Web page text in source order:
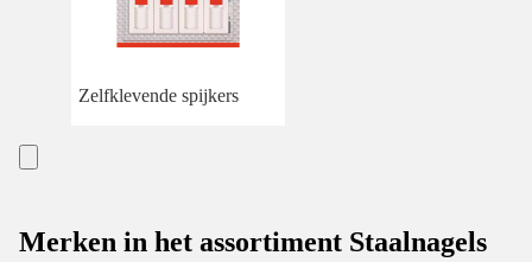
Zelfklevende spijkers
Merken in het assortiment Staalnagels